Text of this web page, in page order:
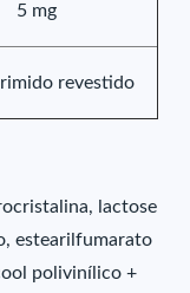
5 mg
revestido
lactose
estearilfumarato
polivinílico +